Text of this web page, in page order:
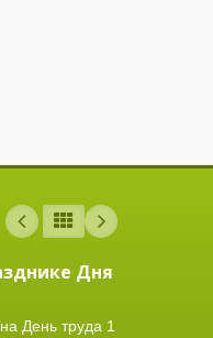
Дня
День труда 1